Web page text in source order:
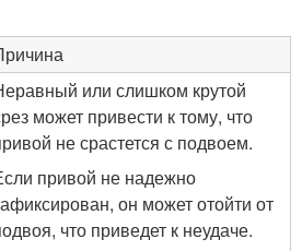
или слишком крутой
может привести к тому, что
не срастется с подвоем.
привой не надежно
он может отойти от
что приведет к неудаче.